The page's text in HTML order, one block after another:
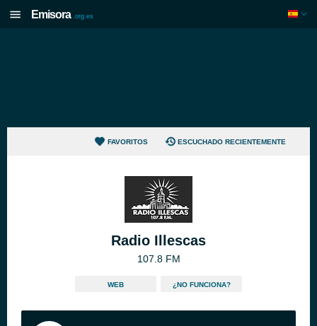
Emisora .org.es
FAVORITOS ESCUCHADO RECIENTEMENTE
Radio Illescas
107.8 FM
WEB ¿NO FUNCIONA?